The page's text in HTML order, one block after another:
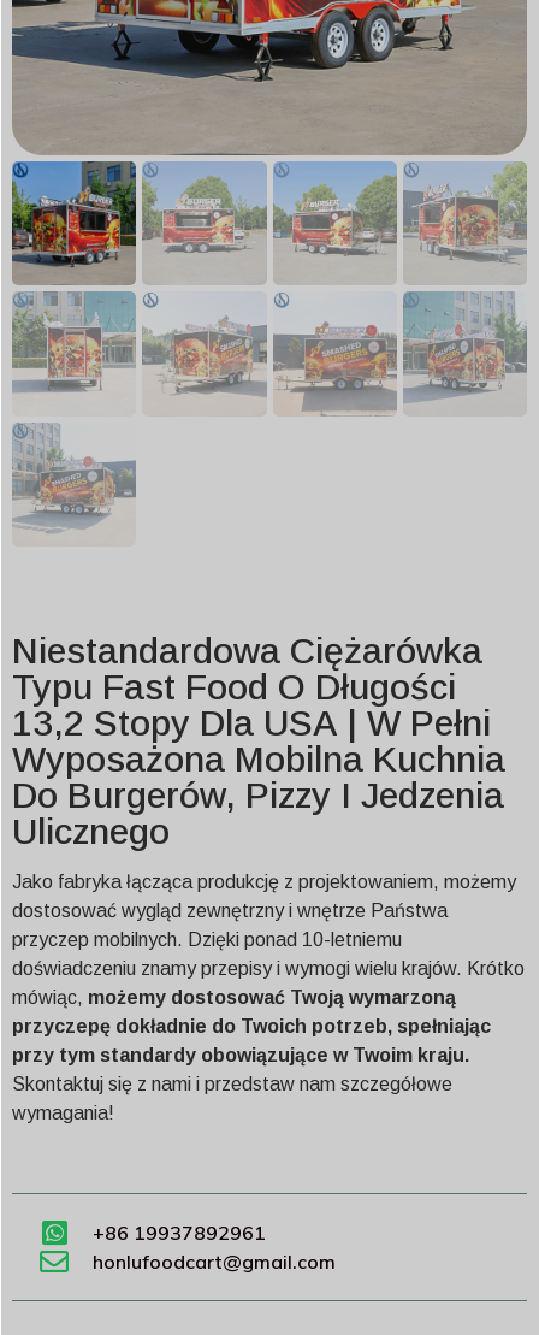
Niestandardowa Ciężarówka
Typu Fast Food O Długości
13,2 Stopy Dla USA | W Pełni
Wyposażona Mobilna Kuchnia
Do Burgerów, Pizzy I Jedzenia
Ulicznego
Jako fabryka łącząca produkcję z projektowaniem, możemy
dostosować wygląd zewnętrzny i wnętrze Państwa
przyczep mobilnych. Dzięki ponad 10-letniemu
doświadczeniu znamy przepisy i wymogi wielu krajów. Krótko
mówiąc, możemy dostosować Twoją wymarzoną
przyczepę dokładnie do Twoich potrzeb, spełniając
przy tym standardy obowiązujące w Twoim kraju.
Skontaktuj się z nami i przedstaw nam szczegółowe
wymagania!
+86 19937892961
honlufoodcart@gmail.com